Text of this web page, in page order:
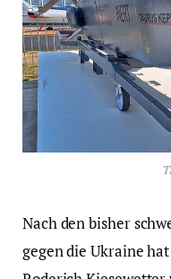
Nach den bisher
gegen die Ukraine